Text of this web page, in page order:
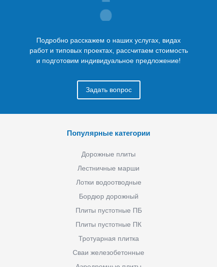
Подробно расскажем о наших услугах, видах
работ и типовых проектах, рассчитаем стоимость
и подготовим индивидуальное предложение!
Задать вопрос
Популярные категории
Дорожные плиты
Лестничные марши
Лотки водоотводные
Бордюр дорожный
Плиты пустотные ПБ
Плиты пустотные ПК
Тротуарная плитка
Сваи железобетонные